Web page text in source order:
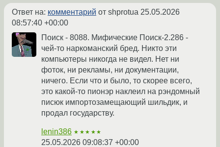
Ответ на: комментарий от shprotua 25.05.2026
08:57:40 +00:00
Поиск - 8088. Мифические Поиск-2.286 -
чей-то наркоманский бред. Никто эти
компьютеры никогда не видел. Нет ни
фоток, ни рекламы, ни документации,
ничего. Если что и было, то скорее всего,
это какой-то пионэр наклеил на рэндомный
писюк импортозамещающий шильдик, и
продал государству.
lenin386 ★★★★★
25.05.2026 09:08:37 +00:00